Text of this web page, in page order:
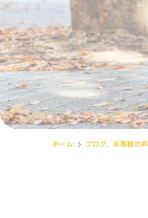
ホーム ブログ、お客様の声